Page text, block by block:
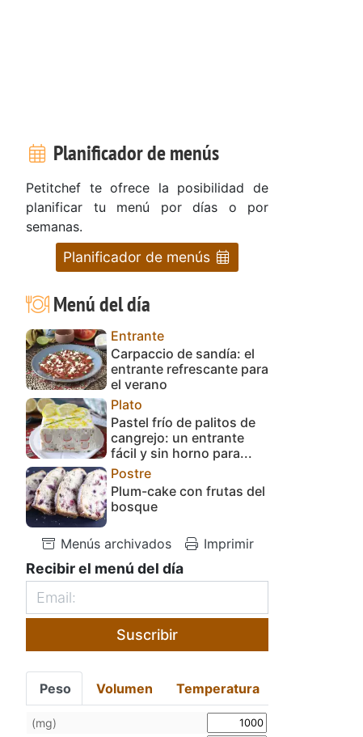
Planificador de menús
Petitchef te ofrece la posibilidad de
planificar tu menú por días o por
semanas.
Planificador de menús
Menú del día
Entrante
Carpaccio de sandía: el
entrante refrescante para
el verano
Plato
Pastel frío de palitos de
cangrejo: un entrante
fácil y sin horno para...
Postre
Plum-cake con frutas del
bosque
Menús archivados Imprimir
Recibir el menú del día
Suscribir
Peso Volumen Temperatura
(mg)